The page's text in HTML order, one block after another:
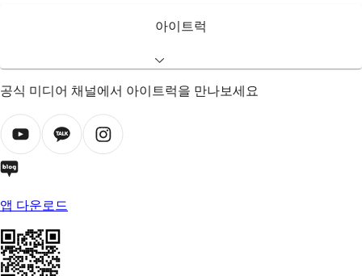
아이트럭
공식 미디어 채널에서 아이트럭을 만나보세요
앱 다운로드